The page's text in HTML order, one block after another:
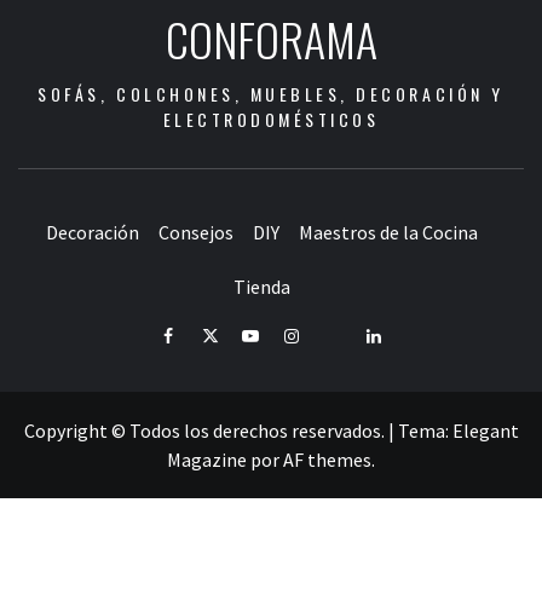
CONFORAMA
SOFÁS, COLCHONES, MUEBLES, DECORACIÓN Y
ELECTRODOMÉSTICOS
Decoración Consejos DIY Maestros de la Cocina
Tienda
FacebookTwitterYoutubeInstagramPinterestLinkedIn
Copyright © Todos los derechos reservados. | Tema: Elegant
Magazine porAF themes.